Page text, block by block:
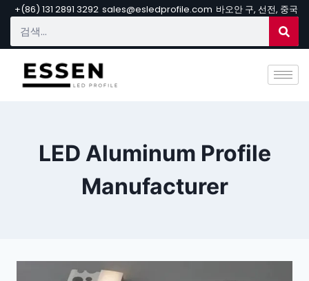
+(86) 131 2891 3292 sales@esledprofile.com 바오안 구, 선전, 중국
LED Aluminum Profile
Manufacturer